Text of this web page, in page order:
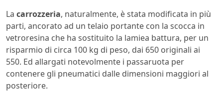
La carrozzeria, naturalmente, è stata modificata in più
parti, ancorato ad un telaio portante con la scocca in
vetroresina che ha sostituito la lamiea battura, per un
risparmio di circa 100 kg di peso, dai 650 originali ai
550. Ed allargati notevolmente i passaruota per
contenere gli pneumatici dalle dimensioni maggiori al
posteriore.